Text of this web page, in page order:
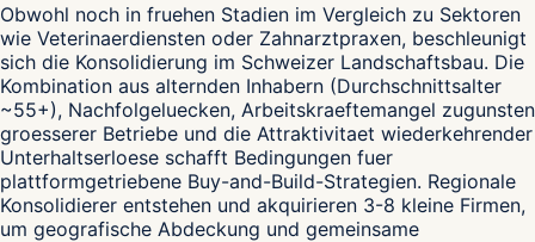
Obwohl noch in fruehen Stadien im Vergleich zu Sektoren
wie Veterinaerdiensten oder Zahnarztpraxen, beschleunigt
sich die Konsolidierung im Schweizer Landschaftsbau. Die
Kombination aus alternden Inhabern (Durchschnittsalter
~55+), Nachfolgeluecken, Arbeitskraeftemangel zugunsten
groesserer Betriebe und die Attraktivitaet wiederkehrender
Unterhaltserloese schafft Bedingungen fuer
plattformgetriebene Buy-and-Build-Strategien. Regionale
Konsolidierer entstehen und akquirieren 3-8 kleine Firmen,
um geografische Abdeckung und gemeinsame